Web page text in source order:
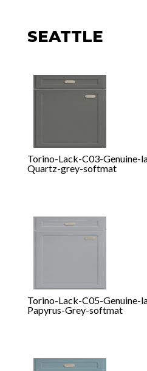
SEATTLE
Torino-Lack-C03-Genuine-
Quartz-grey-softmat
Torino-Lack-C05-Genuine-
Papyrus-Grey-softmat